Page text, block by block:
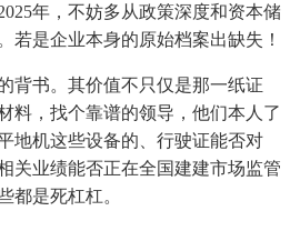
年，不妨多从政策深度和资本储
若是企业本身的原始档案出缺失！
书。其价值不只仅是那一纸证
料，找个靠谱的领导，他们本人了
地机这些设备的、行驶证能否对
关业绩能否正在全国建建市场监管
都是死杠杠。